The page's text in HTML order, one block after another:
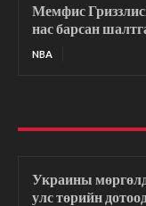
Мемфис
нас барсан
NBA
Украины
улс төрийн